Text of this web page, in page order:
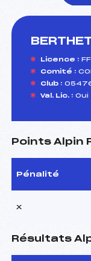
Licence :
Comité :
Club : 05476
Val. Lic. : Oui
Points Alpin
Pénalité
x
Résultats